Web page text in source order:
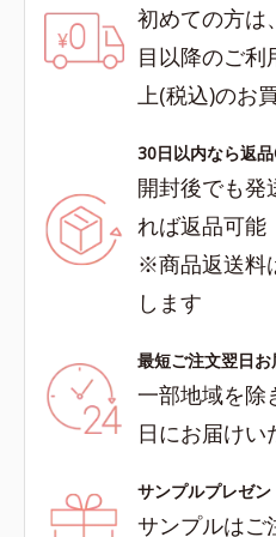
初めての方は
目以降のご利
上(税込)のお
30日以内なら返
開封後でも発
れば返品可能
※商品返送料
します
最短ご注文翌日お
一部地域を除
日にお届けい
サンプルプレゼン
サンプルはご